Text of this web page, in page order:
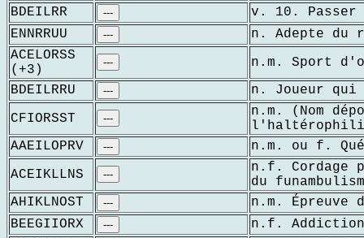
BDEILRR
---
v. 10.
ENNRRUU
---
n. Adepte du
ACELORSS
(+3)
---
n.m. Sport
BDEILRRU
---
n. Joueur qui
CFIORSST
---
n.m. (Nom
AAEILOPRV
---
n.m. ou f.
ACEIKLLNS
---
n.f. Cordage
du
AHIKLNOST
---
n.m. Épreuve
BEEGIIORX
---
n.f.